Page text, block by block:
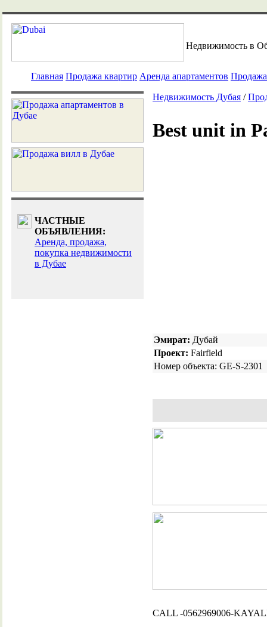
Недвижимость в
Главная Продажа квартир Аренда апартаментов
ЧАСТНЫЕ
ОБЪЯВЛЕНИЯ:
Аренда, продажа,
покупка недвижимости
в Дубае
Недвижимость Дубая /
Best unit in
Эмират: Дубай
Проект: Fairfield
Номер объекта: GE-S-2301
CALL -0562969006-